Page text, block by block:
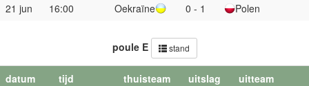
21 jun
16:00 Oekraïne 0 - 1 Polen
poule E stand
datum tijd thuisteam uitslag
uitteam